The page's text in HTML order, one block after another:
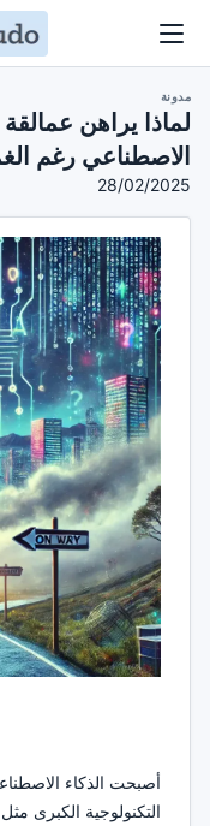
مدونة
لماذا يراهن عمالقة
الاصطناعي رغم
28/02/2025